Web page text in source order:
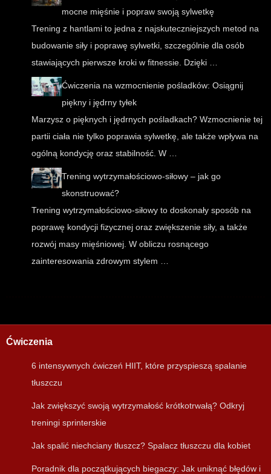
mocne mięśnie i popraw swoją sylwetkę
Trening z hantlami to jedna z najskuteczniejszych metod na
budowanie siły i poprawę sylwetki, szczególnie dla osób
stawiających pierwsze kroki w fitnessie. Dzięki …
Ćwiczenia na wzmocnienie pośladków: Osiągnij
piękny i jędrny tyłek
Marzysz o pięknych i jędrnych pośladkach? Wzmocnienie tej
partii ciała nie tylko poprawia sylwetkę, ale także wpływa na
ogólną kondycję oraz stabilność. W …
Trening wytrzymałościowo-siłowy – jak go
skonstruować?
Trening wytrzymałościowo-siłowy to doskonały sposób na
poprawę kondycji fizycznej oraz zwiększenie siły, a także
rozwój masy mięśniowej. W obliczu rosnącego
zainteresowania zdrowym stylem …
Ćwiczenia
6 intensywnych ćwiczeń HIIT, które przyspieszą spalanie
tłuszczu
Jak zwiększyć swoją wytrzymałość krótkotrwałą? Odkryj
treningi sprinterskie
Jak spalić niechciany tłuszcz? Spalacz tłuszczu dla kobiet
Poradnik dla początkujących biegaczy: Jak uniknąć błędów i